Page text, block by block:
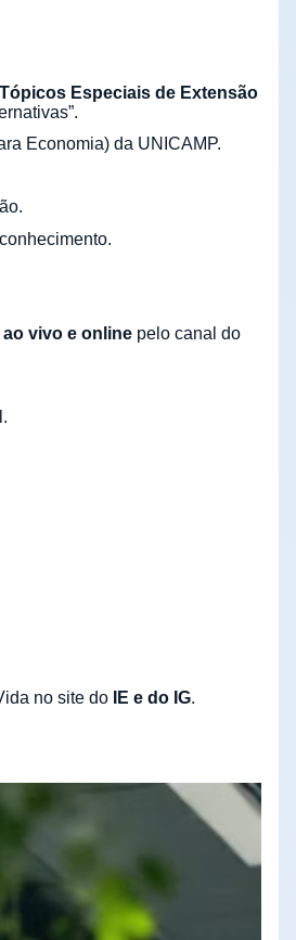
Especiais de Extensão
Economia) da UNICAMP.
ao vivo e online pelo canal do
no site do IE e do IG.